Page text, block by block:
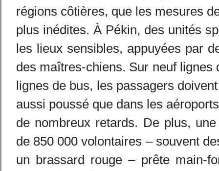
régions côtières, que les mesures
plus inédites. À Pékin, des unités
les lieux sensibles, appuyées par
des maîtres-chiens. Sur neuf lignes
lignes de bus, les passagers
aussi poussé que dans les
de nombreux retards. De plus,
de 850 000 volontaires – souvent
un brassard rouge – prête main-